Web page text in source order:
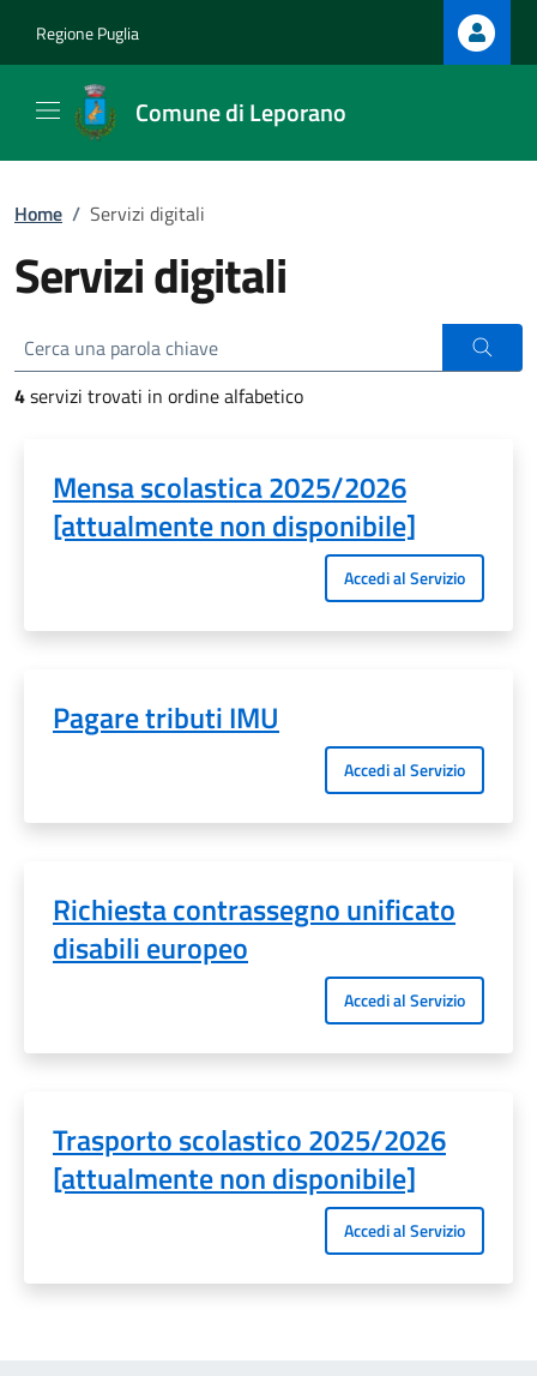
Regione Puglia
Comune di Leporano
Home / Servizi digitali
Servizi digitali
4servizi trovati in ordine alfabetico
Mensa scolastica 2025/2026
[attualmente non disponibile]
Accedi al Servizio
Pagare tributi IMU
Accedi al Servizio
Richiesta contrassegno unificato
disabili europeo
Accedi al Servizio
Trasporto scolastico 2025/2026
[attualmente non disponibile]
Accedi al Servizio